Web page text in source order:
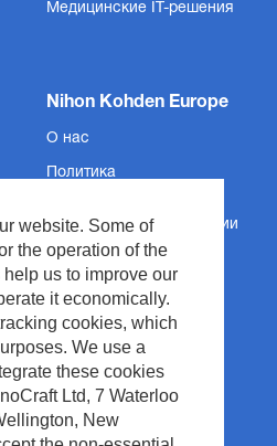
website. Some of
the operation of the
us to improve our
it economically.
cookies, which
We use a
these cookies
Ltd, 7 Waterloo
New
Медицинские IT-решения
Nihon Kohden Europe
О нас
Политика
Сведения об организации
Условия и положения
Авторское право
Политика сайта
Управление отходами